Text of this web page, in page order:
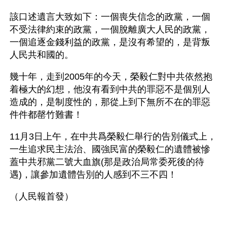
該口述遺言大致如下：一個喪失信念的政黨，一個
不受法律約束的政黨，一個脫離廣大人民的政黨，
一個追逐金錢利益的政黨，是沒有希望的，是背叛
人民共和國的。
幾十年，走到2005年的今天，榮毅仁對中共依然抱
着極大的幻想，他沒有看到中共的罪惡不是個別人
造成的，是制度性的，那從上到下無所不在的罪惡
件件都罄竹難書！
11月3日上午，在中共爲榮毅仁舉行的告別儀式上，
一生追求民主法治、國強民富的榮毅仁的遺體被慘
蓋中共邪黨二號大血旗(那是政治局常委死後的待
遇)，讓參加遺體告別的人感到不三不四！